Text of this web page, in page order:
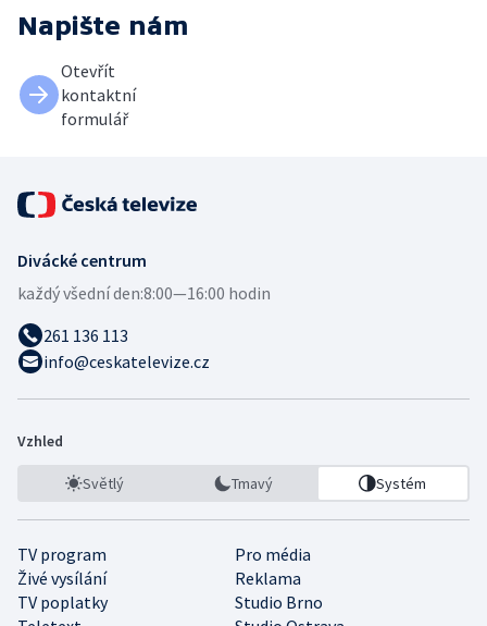
Napište nám
Otevřít
kontaktní
formulář
Divácké centrum
každý všední den:8:00—16:00 hodin
261 136 113
info@ceskatelevize.cz
Vzhled
Světlý Tmavý Systém
TV program
Pro média
Živé vysílání
Reklama
TV poplatky
Studio Brno